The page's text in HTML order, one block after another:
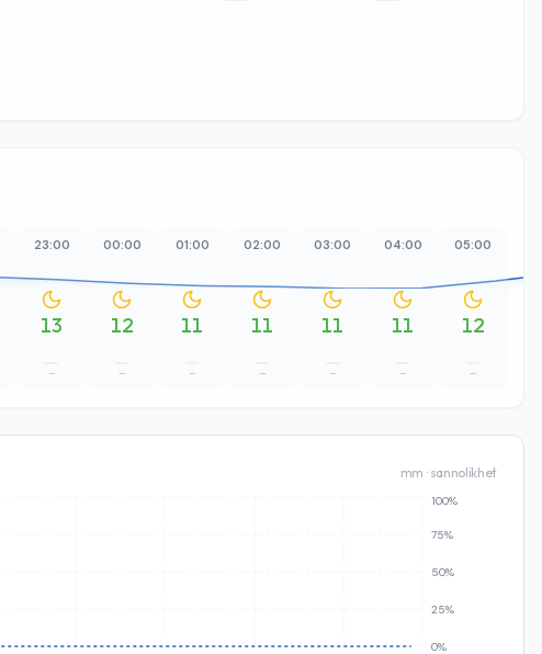
23:00
13
–
00:00
12
–
01:00
11
–
02:00
11
–
03:00
11
–
04:00
11
–
05:00
12
–
mm · sannolikhet
0%
25%
50%
75%
100%